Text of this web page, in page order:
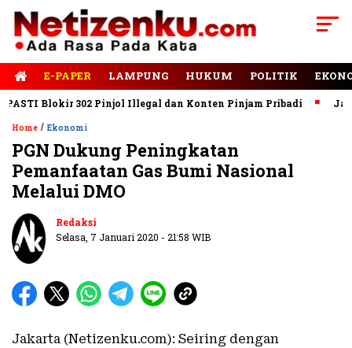
E-PAPER LAMPUNG HUKUM POLITIK
Blokir 302 Pinjol Illegal dan Konten Pinjam Pribadi Jalan
Home / Ekonomi
PGN Dukung Peningkatan
Pemanfaatan Gas Bumi Nasional
Melalui DMO
Redaksi
Selasa, 7 Januari 2020 - 21:58 WIB
Jakarta (Netizenku.com): Seiring dengan